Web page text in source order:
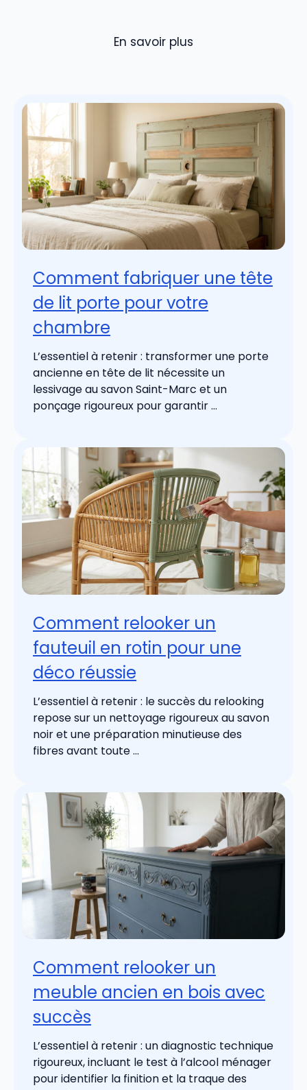
En savoir plus
Comment fabriquer une tête
de lit porte pour votre
chambre
L’essentiel à retenir : transformer une porte
ancienne en tête de lit nécessite un
lessivage au savon Saint-Marc et un
ponçage rigoureux pour garantir ...
Comment relooker un
fauteuil en rotin pour une
déco réussie
L’essentiel à retenir : le succès du relooking
repose sur un nettoyage rigoureux au savon
noir et une préparation minutieuse des
fibres avant toute ...
Comment relooker un
meuble ancien en bois avec
succès
L’essentiel à retenir : un diagnostic technique
rigoureux, incluant le test à l’alcool ménager
pour identifier la finition et la traque des